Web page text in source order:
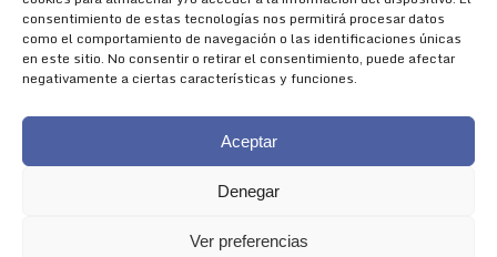
consentimiento de estas tecnologías nos permitirá procesar datos
como el comportamiento de navegación o las identificaciones únicas
en este sitio. No consentir o retirar el consentimiento, puede afectar
negativamente a ciertas características y funciones.
Aceptar
Denegar
Ver preferencias
SÍGUENOS
Encuéntranos en:
Facebook
page
YouTube
page
Instagram
page